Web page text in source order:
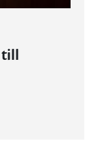
till